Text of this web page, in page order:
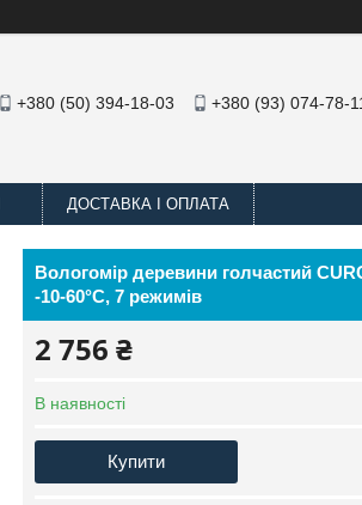
+380 (50) 394-18-03 +380 (93) 074-78-
ДОСТАВКА І ОПЛАТА
Вологомір деревини голчастий
-10-60°C, 7 режимів
2 756 ₴
В наявності
Купити